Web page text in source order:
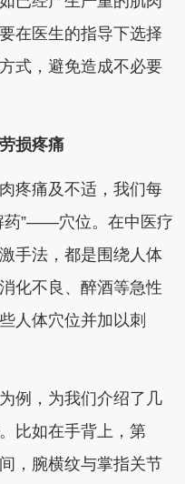
在医生的指导下选择
式，避免造成不必要
损疼痛
痛及不适，我们每
药”——穴位。在中医疗
手法，都是围绕人体
化不良、醉酒等急性
人体穴位并加以刺
，为我们介绍了几
比如在手背上，第
，腕横纹与掌指关节